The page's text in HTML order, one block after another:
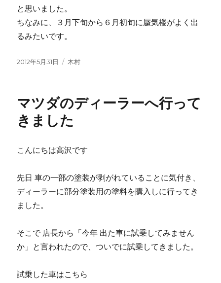
と思いました。
ちなみに、３月下旬から６月初旬に蜃気楼がよく出
るみたいです。
投
2012年5月31日
カ
ー
木村
マツダのディーラーへ行って
きました
こんにちは高沢です
先日 車の一部の塗装が剥がれていることに気付き、
ディーラーに部分塗装用の塗料を購入しに行ってき
ました。
そこで 店長から「今年 出た車に試乗してみません
か」と言われたので、ついでに試乗してきました。
試乗した車はこちら